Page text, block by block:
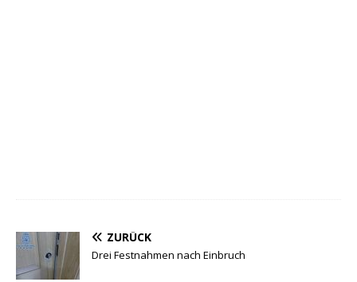
ZURÜCK
Drei Festnahmen nach Einbruch